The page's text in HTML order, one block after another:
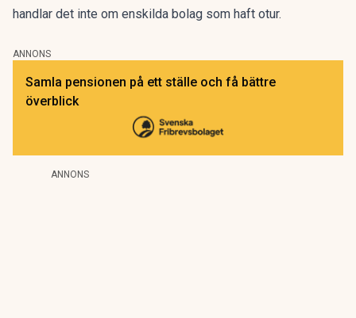
handlar det inte om enskilda bolag som haft otur.
ANNONS
Samla pensionen på ett ställe och få bättre
överblick
ANNONS